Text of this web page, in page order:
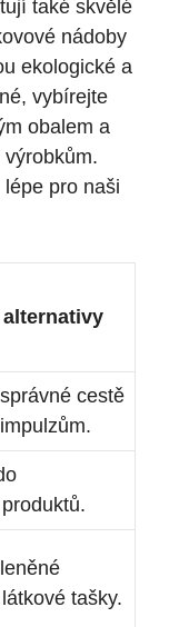
také skvělé
nádoby
ekologické a
vybírejte
obalem a
pro naši
cestě
tašky.